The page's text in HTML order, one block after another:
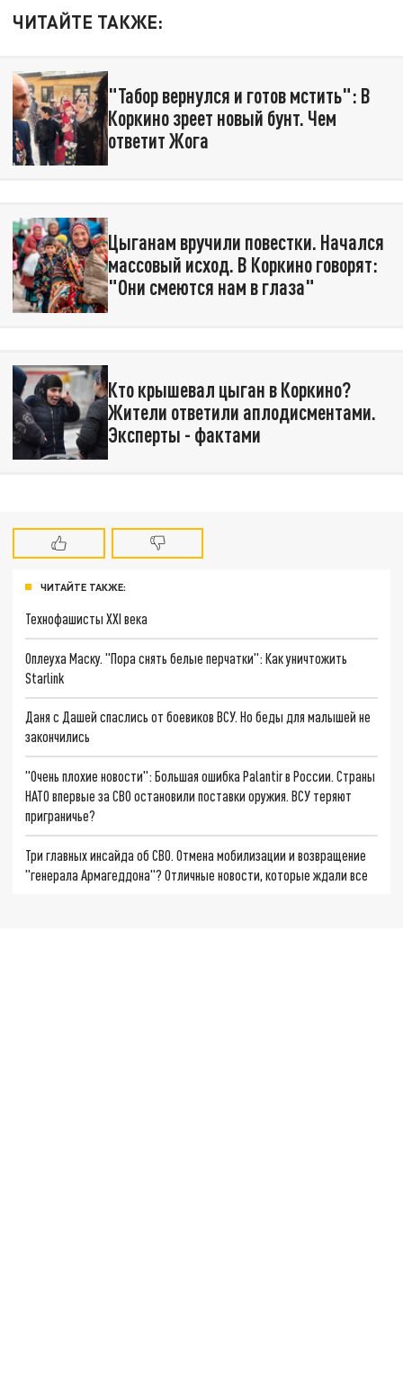
ЧИТАЙТЕ ТАКЖЕ:
"Табор вернулся и готов мстить": В
Коркино зреет новый бунт. Чем
ответит Жога
Цыганам вручили повестки. Начался
массовый исход. В Коркино говорят:
"Они смеются нам в глаза"
Кто крышевал цыган в Коркино?
Жители ответили аплодисментами.
Эксперты - фактами
ЧИТАЙТЕ ТАКЖЕ:
Технофашисты XXI века
Оплеуха Маску. "Пора снять белые перчатки": Как уничтожить
Starlink
Даня с Дашей спаслись от боевиков ВСУ. Но беды для малышей не
закончились
"Очень плохие новости": Большая ошибка Palantir в России. Страны
НАТО впервые за СВО остановили поставки оружия. ВСУ теряют
приграничье?
Три главных инсайда об СВО. Отмена мобилизации и возвращение
"генерала Армагеддона"? Отличные новости, которые ждали все